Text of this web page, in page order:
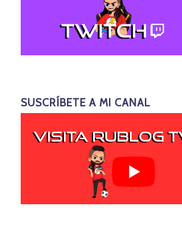
SUSCRÍBETE A MI CANAL